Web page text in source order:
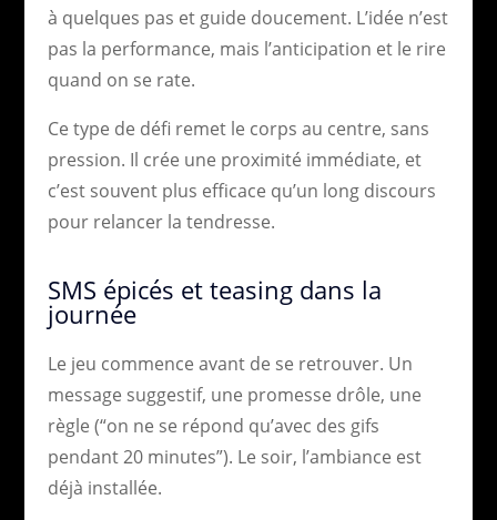
à quelques pas et guide doucement. L’idée n’est
pas la performance, mais l’anticipation et le rire
quand on se rate.
Ce type de défi remet le corps au centre, sans
pression. Il crée une proximité immédiate, et
c’est souvent plus efficace qu’un long discours
pour relancer la tendresse.
SMS épicés et teasing dans la
journée
Le jeu commence avant de se retrouver. Un
message suggestif, une promesse drôle, une
règle (“on ne se répond qu’avec des gifs
pendant 20 minutes”). Le soir, l’ambiance est
déjà installée.